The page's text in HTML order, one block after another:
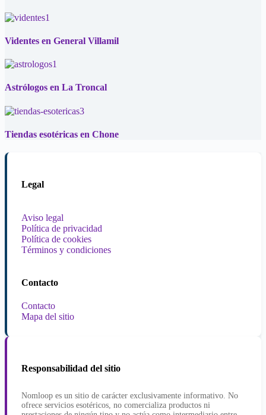
Videntes en General Villamil
Astrólogos en La Troncal
Tiendas esotéricas en Chone
Legal
Aviso legal
Política de privacidad
Política de cookies
Términos y condiciones
Contacto
Contacto
Mapa del sitio
Responsabilidad del sitio
Nomloop es un sitio de carácter exclusivamente informativo. No
ofrece servicios esotéricos, no comercializa productos ni